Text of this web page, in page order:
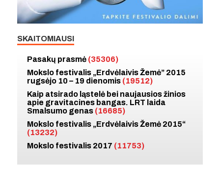
SKAITOMIAUSI
Pasakų prasmė (35306)
Mokslo festivalis „Erdvėlaivis Žemė” 2015
rugsėjo 10 – 19 dienomis (19512)
Kaip atsirado ląstelė bei naujausios žinios
apie gravitacines bangas. LRT laida
Smalsumo genas (16685)
Mokslo festivalis „Erdvėlaivis Žemė 2015“
(13232)
Mokslo festivalis 2017 (11753)